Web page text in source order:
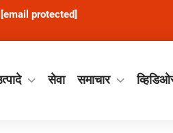
[email protected]
सेवा समाचार